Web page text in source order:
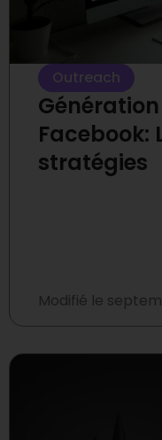
Outreach
Facebook:
stratégies
Modifié le